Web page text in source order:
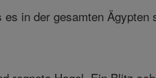
in der gesamten